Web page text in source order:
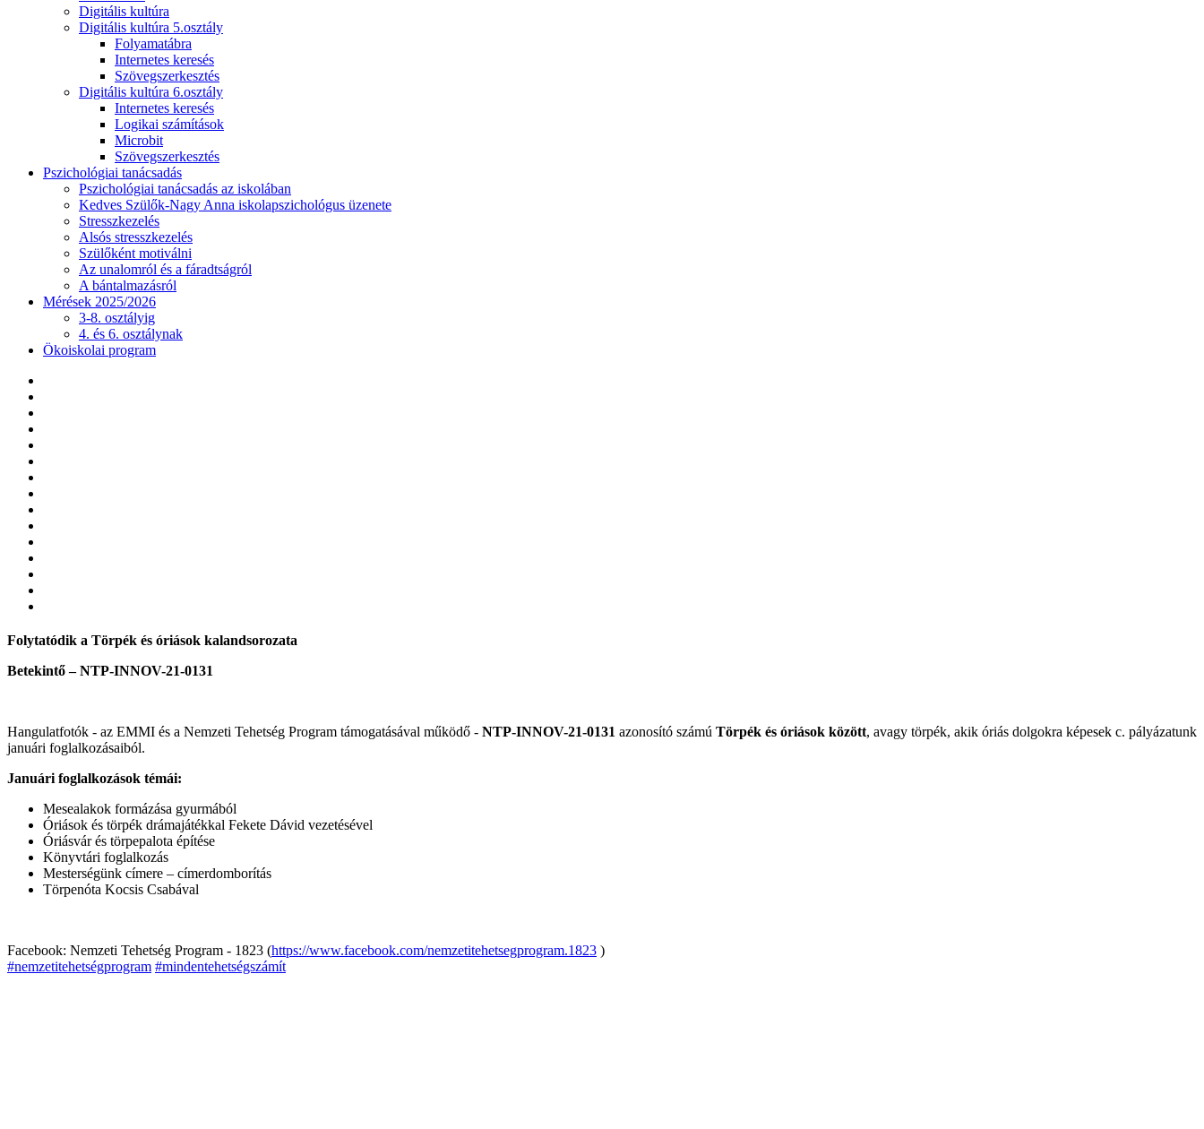
Digitális kultúra
Digitális kultúra 5.osztály
Folyamatábra
Internetes keresés
Szövegszerkesztés
Digitális kultúra 6.osztály
Internetes keresés
Logikai számítások
Microbit
Szövegszerkesztés
Pszichológiai tanácsadás
Pszichológiai tanácsadás az iskolában
Kedves Szülők-Nagy Anna iskolapszichológus üzenete
Stresszkezelés
Alsós stresszkezelés
Szülőként motiválni
Az unalomról és a fáradtságról
A bántalmazásról
Mérések 2025/2026
3-8. osztályig
4. és 6. osztálynak
Ökoiskolai program
Folytatódik a Törpék és óriások kalandsorozata
Betekintő – NTP-INNOV-21-0131
Hangulatfotók - az EMMI és a Nemzeti Tehetség Program támogatásával működő - NTP-INNOV-21-0131 azonosító számú Törpék és óriások között, avagy törpék, akik óriás dolgokra képesek c. pályázatunk
januári foglalkozásaiból.
Januári foglalkozások témái:
Mesealakok formázása gyurmából
Óriások és törpék drámajátékkal Fekete Dávid vezetésével
Óriásvár és törpepalota építése
Könyvtári foglalkozás
Mesterségünk címere – címerdomborítás
Törpenóta Kocsis Csabával
Facebook: Nemzeti Tehetség Program - 1823 (https://www.facebook.com/nemzetitehetsegprogram.1823 )
#nemzetitehetségprogram #mindentehetségszámít